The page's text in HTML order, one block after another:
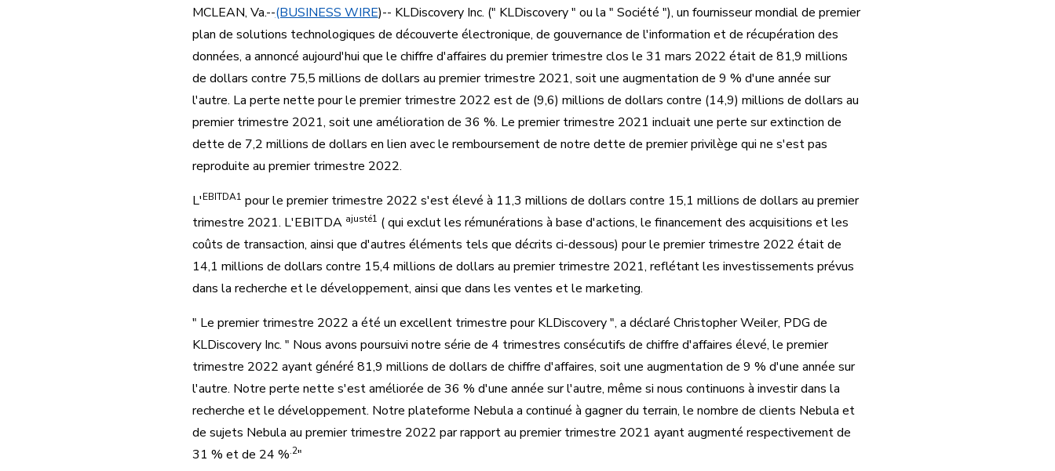
MCLEAN, Va.--(BUSINESS WIRE)-- KLDiscovery Inc. (" KLDiscovery " ou la " Société "), un fournisseur mondial de premier
plan de solutions technologiques de découverte électronique, de gouvernance de l'information et de récupération des
données, a annoncé aujourd'hui que le chiffre d'affaires du premier trimestre clos le 31 mars 2022 était de 81,9 millions
de dollars contre 75,5 millions de dollars au premier trimestre 2021, soit une augmentation de 9 % d'une année sur
l'autre. La perte nette pour le premier trimestre 2022 est de (9,6) millions de dollars contre (14,9) millions de dollars au
premier trimestre 2021, soit une amélioration de 36 %. Le premier trimestre 2021 incluait une perte sur extinction de
dette de 7,2 millions de dollars en lien avec le remboursement de notre dette de premier privilège qui ne s'est pas
reproduite au premier trimestre 2022.
L'EBITDA1 pour le premier trimestre 2022 s'est élevé à 11,3 millions de dollars contre 15,1 millions de dollars au premier
trimestre 2021. L'EBITDA ajusté1 (qui exclut les rémunérations à base d'actions, le financement des acquisitions et les
coûts de transaction, ainsi que d'autres éléments tels que décrits ci-dessous) pour le premier trimestre 2022 était de
14,1 millions de dollars contre 15,4 millions de dollars au premier trimestre 2021, reflétant les investissements prévus
dans la recherche et le développement, ainsi que dans les ventes et le marketing.
" Le premier trimestre 2022 a été un excellent trimestre pour KLDiscovery ", a déclaré Christopher Weiler, PDG de
KLDiscovery Inc. " Nous avons poursuivi notre série de 4 trimestres consécutifs de chiffre d'affaires élevé, le premier
trimestre 2022 ayant généré 81,9 millions de dollars de chiffre d'affaires, soit une augmentation de 9 % d'une année sur
l'autre. Notre perte nette s'est améliorée de 36 % d'une année sur l'autre, même si nous continuons à investir dans la
recherche et le développement. Notre plateforme Nebula a continué à gagner du terrain, le nombre de clients Nebula et
de sujets Nebula au premier trimestre 2022 par rapport au premier trimestre 2021 ayant augmenté respectivement de
31 % et de 24 %.2"